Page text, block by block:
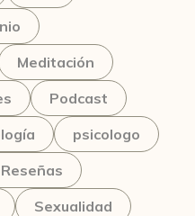
Meditación
Podcast
psicologo
Reseñas
Sexualidad